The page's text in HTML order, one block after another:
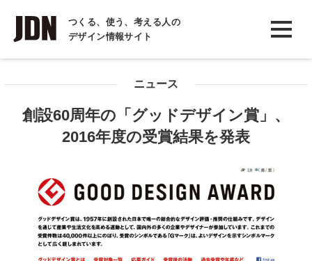
つくる、使う、考える人の
デザイン情報サイト
INTERVIEW
インタビュー
COLUMN
ニュース
創設60周年の「グッドデザイン賞」、
2016年度の受賞結果を発表